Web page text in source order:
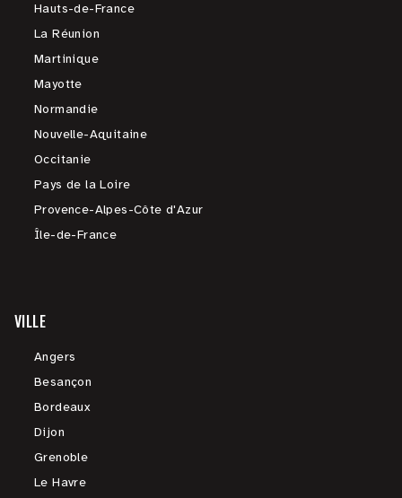
Hauts-de-France
La Réunion
Martinique
Mayotte
Normandie
Nouvelle-Aquitaine
Occitanie
Pays de la Loire
Provence-Alpes-Côte d'Azur
Île-de-France
VILLE
Angers
Besançon
Bordeaux
Dijon
Grenoble
Le Havre